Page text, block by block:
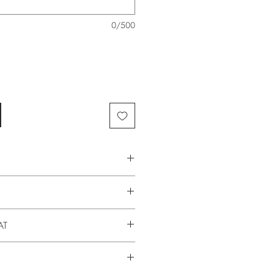
0/500
(62-82) 88-94
fyzicky na skladě a můžeme Vám ho